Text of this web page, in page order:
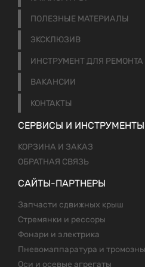
ПОЛЕЗНЫЕ МАТЕРИАЛЫ
ЭКСКЛЮЗИВ
ИНСТРУМЕНТ ДЛЯ РЕМОНТА
ВАКАНСИИ
КОНТАКТЫ
СЕРВИСЫ И ИНСТРУМЕНТЫ
КОРЗИНА И ЗАКАЗ
ОБРАТНАЯ СВЯЗЬ
САЙТЫ-ПАРТНЕРЫ
Запчасти сдвижных крыш
Стремянки и рессоры
Фонари и электрика
Пневомаппаратура и
Оси и осевые агрегаты